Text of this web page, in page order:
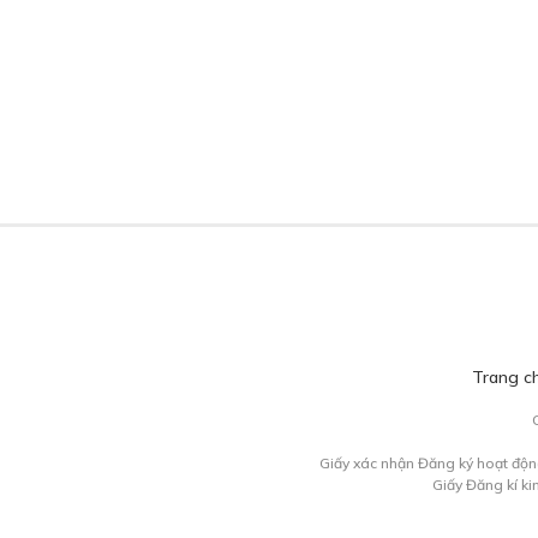
Trang
Giấy xác nhận Đăng ký hoạt
Giấy Đăng kí